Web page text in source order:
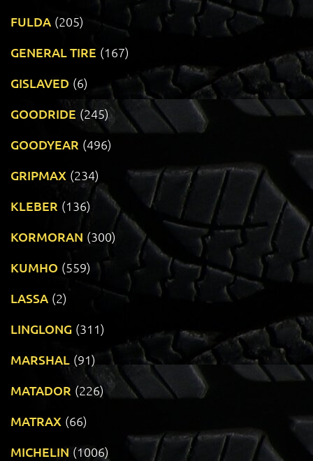
FULDA (205)
GENERAL TIRE (167)
GISLAVED (6)
GOODRIDE (245)
GOODYEAR (496)
GRIPMAX (234)
KLEBER (136)
KORMORAN (300)
KUMHO (559)
LASSA (2)
LINGLONG (311)
MARSHAL (91)
MATADOR (226)
MATRAX (66)
MICHELIN (1006)